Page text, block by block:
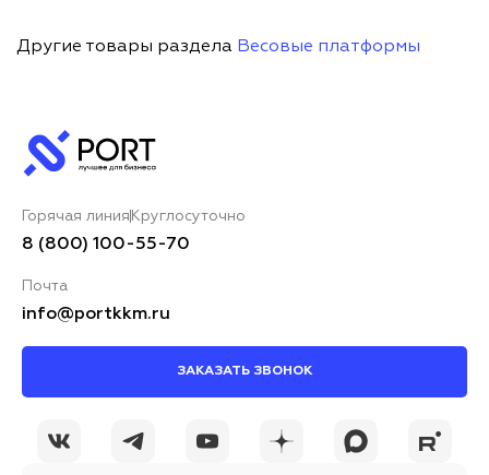
Другие товары раздела Весовые платформы
Горячая линия Круглосуточно
8 (800) 100-55-70
Почта
info@portkkm.ru
ЗАКАЗАТЬ ЗВОНОК